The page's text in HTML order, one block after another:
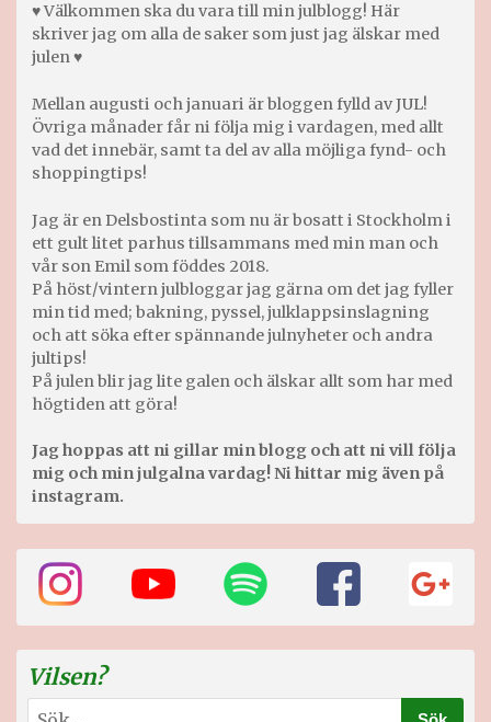
♥ Välkommen ska du vara till min julblogg! Här
skriver jag om alla de saker som just jag älskar med
julen ♥
Mellan augusti och januari är bloggen fylld av JUL!
Övriga månader får ni följa mig i vardagen, med allt
vad det innebär, samt ta del av alla möjliga fynd- och
shoppingtips!
Jag är en Delsbostinta som nu är bosatt i Stockholm i
ett gult litet parhus tillsammans med min man och
vår son Emil som föddes 2018.
På höst/vintern julbloggar jag gärna om det jag fyller
min tid med; bakning, pyssel, julklappsinslagning
och att söka efter spännande julnyheter och andra
jultips!
På julen blir jag lite galen och älskar allt som har med
högtiden att göra!
Jag hoppas att ni gillar min blogg och att ni vill följa
mig och min julgalna vardag! Ni hittar mig även på
instagram.
Vilsen?
Sök